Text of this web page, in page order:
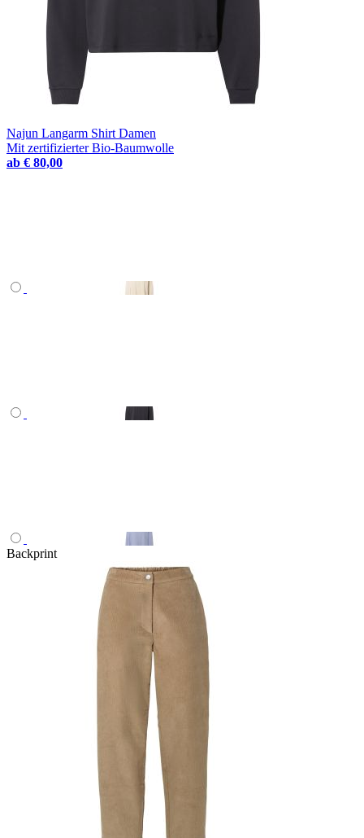
Najun Langarm Shirt Damen
Mit zertifizierter Bio-Baumwolle
ab € 80,00
Backprint